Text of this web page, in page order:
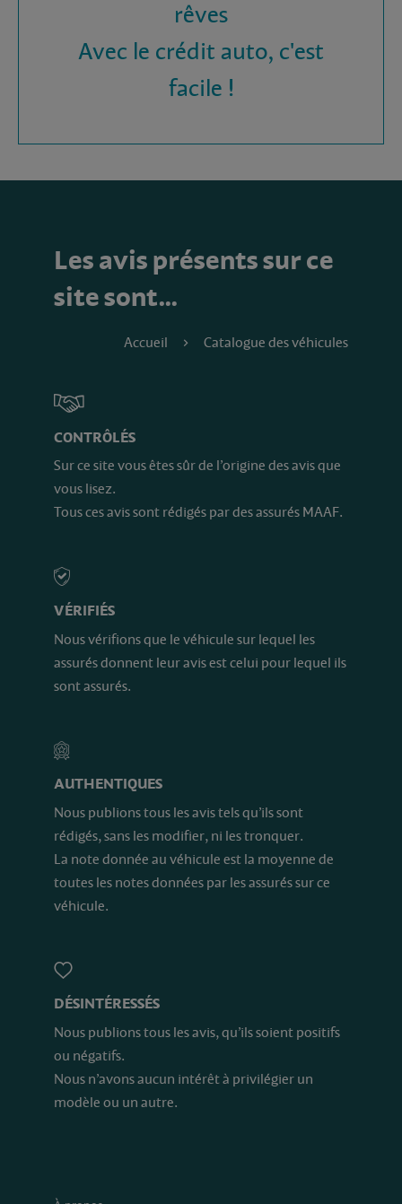
rêves
Avec le crédit auto, c'est
facile !
Les avis présents sur ce
site sont…
Accueil Catalogue des véhicules
CONTRÔLÉS
Sur ce site vous êtes sûr de l’origine des avis que
vous lisez.
Tous ces avis sont rédigés par des assurés MAAF.
VÉRIFIÉS
Nous vérifions que le véhicule sur lequel les
assurés donnent leur avis est celui pour lequel ils
sont assurés.
AUTHENTIQUES
Nous publions tous les avis tels qu’ils sont
rédigés, sans les modifier, ni les tronquer.
La note donnée au véhicule est la moyenne de
toutes les notes données par les assurés sur ce
véhicule.
DÉSINTÉRESSÉS
Nous publions tous les avis, qu’ils soient positifs
ou négatifs.
Nous n’avons aucun intérêt à privilégier un
modèle ou un autre.